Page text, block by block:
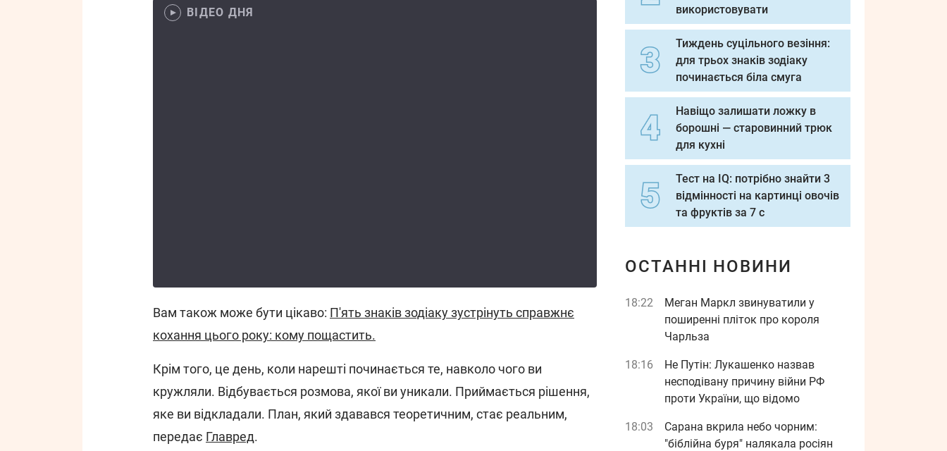
ВІДЕО ДНЯ
Вам також може бути цікаво: П'ять знаків зодіаку зустрінуть справжнє
кохання цього року: кому пощастить.
Крім того, це день, коли нарешті починається те, навколо чого ви
кружляли. Відбувається розмова, якої ви уникали. Приймається рішення,
яке ви відкладали. План, який здавався теоретичним, стає реальним,
передає Главред.
використовувати
Тиждень суцільного везіння:
для трьох знаків зодіаку
починається біла смуга
Навіщо залишати ложку в
борошні — старовинний трюк
для кухні
Тест на IQ: потрібно знайти 3
відмінності на картинці овочів
та фруктів за 7 с
ОСТАННІ НОВИНИ
18:22
Меган Маркл звинуватили у
поширенні пліток про короля
Чарльза
18:16
Не Путін: Лукашенко назвав
несподівану причину війни РФ
проти України, що відомо
18:03
Сарана вкрила небо чорним:
"біблійна буря" налякала росіян